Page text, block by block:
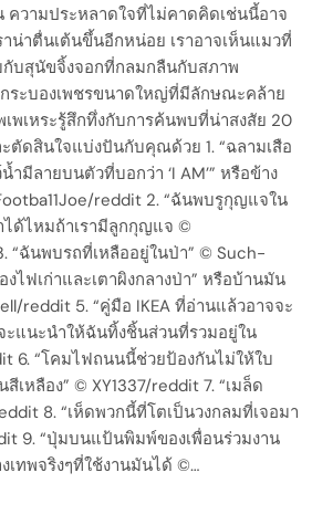
ความประหลาดใจที่ไม่คาดคิดเช่นนี้อาจ
น่าตื่นเต้นขึ้นอีกหน่อย เราอาจเห็นแมวที่
บสุนัขจิ้งจอกที่กลมกลืนกับสภาพ
ระบองเพชรขนาดใหญ่ที่มีลักษณะคล้าย
เพเหระรู้สึกทึ่งกับการค้นพบที่น่าสงสัย 20
ตัดสินใจแบ่งปันกับคุณด้วย 1. “ฉลามเสือ
ลายบนตัวที่บอกว่า ‘I AM’” หรือข้าง
reddit 2. “ฉันพบรูกุญแจใน
ได้ไหมถ้าเรามีลูกกุญแจ ©
“ฉันพบรถที่เหลืออยู่ในป่า” © Such-
ไฟเก่าและเตาผิงกลางป่า” หรือบ้านมัน
reddit 5. “คู่มือ IKEA ที่อ่านแล้วอาจจะ
ะแนะนำให้ฉันทิ้งชิ้นส่วนที่รวมอยู่ใน
6. “โคมไฟถนนนี้ช่วยป้องกันไม่ให้ใบ
เหลือง” © XY1337/reddit 7. “เมล็ด
8. “เห็ดพวกนี้ที่โตเป็นวงกลมที่เจอมา
9. “ปุ่มบนแป้นพิมพ์ของเพื่อนร่วมงาน
เทพจริงๆที่ใช้งานมันได้ ©…